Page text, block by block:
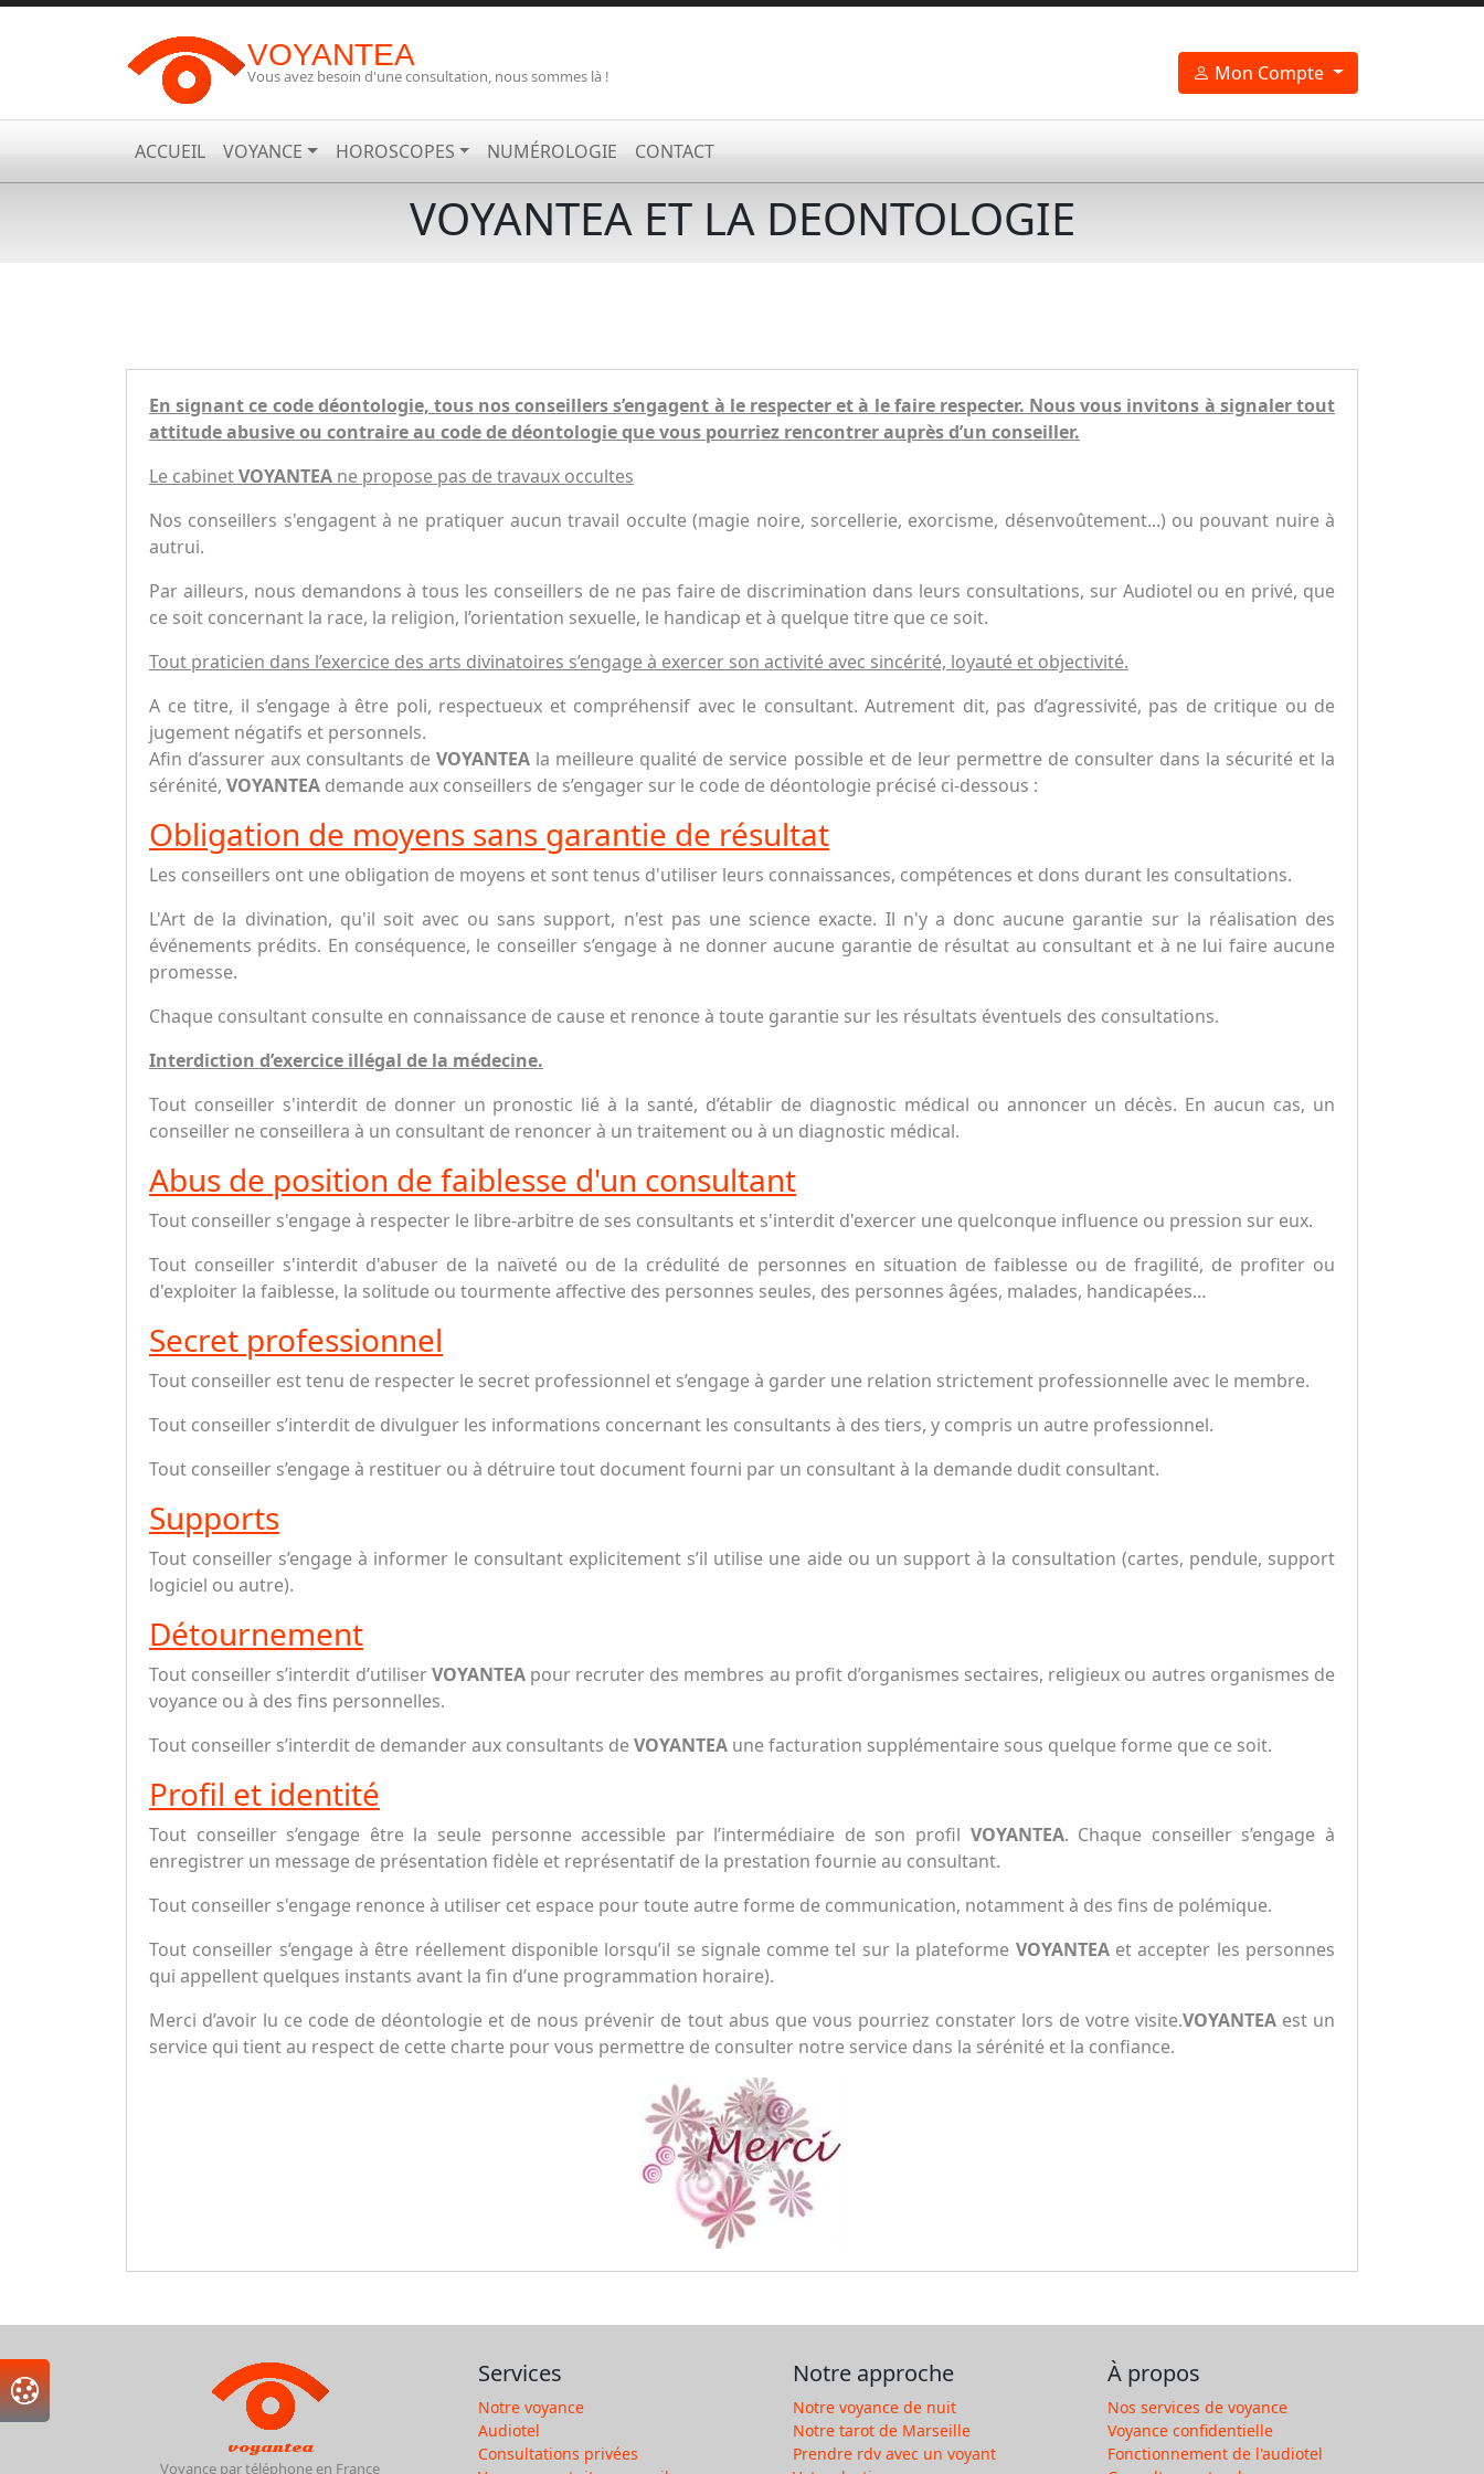
VOYANTEA
Vous avez besoin d'une consultation, nous sommes là ! Mon Compte
ACCUEIL VOYANCE HOROSCOPES NUMÉROLOGIE CONTACT
VOYANTEA ET LA DEONTOLOGIE
En signant ce code déontologie, tous nos conseillers s’engagent à le respecter et à le faire respecter. Nous vous invitons à signaler tout
attitude abusive ou contraire au code de déontologie que vous pourriez rencontrer auprès d’un conseiller.
Le cabinetVOYANTEA ne propose pas de travaux occultes
Nos conseillers s'engagent à ne pratiquer aucun travail occulte (magie noire, sorcellerie, exorcisme, désenvoûtement...) ou pouvant nuire à
autrui.
Par ailleurs, nous demandons à tous les conseillers de ne pas faire de discrimination dans leurs consultations, sur Audiotel ou en privé, que
ce soit concernant la race, la religion, l’orientation sexuelle, le handicap et à quelque titre que ce soit.
Tout praticien dans l’exercice des arts divinatoires s’engage à exercer son activité avec sincérité, loyauté et objectivité.
A ce titre, il s’engage à être poli, respectueux et compréhensif avec le consultant. Autrement dit, pas d’agressivité, pas de critique ou de
jugement négatifs et personnels.
Afin d’assurer aux consultants deVOYANTEA la meilleure qualité de service possible et de leur permettre de consulter dans la sécurité et la
sérénité, VOYANTEA demande aux conseillers de s’engager sur le code de déontologie précisé ci-dessous :
Obligation de moyens sans garantie de résultat
Les conseillers ont une obligation de moyens et sont tenus d'utiliser leurs connaissances, compétences et dons durant les consultations.
L'Art de la divination, qu'il soit avec ou sans support, n'est pas une science exacte. Il n'y a donc aucune garantie sur la réalisation des
événements prédits. En conséquence, le conseiller s’engage à ne donner aucune garantie de résultat au consultant et à ne lui faire aucune
promesse.
Chaque consultant consulte en connaissance de cause et renonce à toute garantie sur les résultats éventuels des consultations.
Interdiction d’exercice illégal de la médecine.
Tout conseiller s'interdit de donner un pronostic lié à la santé, d’établir de diagnostic médical ou annoncer un décès. En aucun cas, un
conseiller ne conseillera à un consultant de renoncer à un traitement ou à un diagnostic médical.
Abus de position de faiblesse d'un consultant
Tout conseiller s'engage à respecter le libre-arbitre de ses consultants et s'interdit d'exercer une quelconque influence ou pression sur eux.
Tout conseiller s'interdit d'abuser de la naïveté ou de la crédulité de personnes en situation de faiblesse ou de fragilité, de profiter ou
d'exploiter la faiblesse, la solitude ou tourmente affective des personnes seules, des personnes âgées, malades, handicapées…
Secret professionnel
Tout conseiller est tenu de respecter le secret professionnel et s’engage à garder une relation strictement professionnelle avec le membre.
Tout conseiller s’interdit de divulguer les informations concernant les consultants à des tiers, y compris un autre professionnel.
Tout conseiller s’engage à restituer ou à détruire tout document fourni par un consultant à la demande dudit consultant.
Supports
Tout conseiller s’engage à informer le consultant explicitement s’il utilise une aide ou un support à la consultation (cartes, pendule, support
logiciel ou autre).
Détournement
Tout conseiller s’interdit d’utiliserVOYANTEApour recruter des membres au profit d’organismes sectaires, religieux ou autres organismes de
voyance ou à des fins personnelles.
Tout conseiller s’interdit de demander aux consultants deVOYANTEA une facturation supplémentaire sous quelque forme que ce soit.
Profil et identité
Tout conseiller s’engage être la seule personne accessible par l’intermédiaire de son profil VOYANTEA. Chaque conseiller s’engage à
enregistrer un message de présentation fidèle et représentatif de la prestation fournie au consultant.
Tout conseiller s'engage renonce à utiliser cet espace pour toute autre forme de communication, notamment à des fins de polémique.
Tout conseiller s’engage à être réellement disponible lorsqu’il se signale comme tel sur la plateforme VOYANTEAet accepter les personnes
qui appellent quelques instants avant la fin d’une programmation horaire).
Merci d’avoir lu ce code de déontologie et de nous prévenir de tout abus que vous pourriez constater lors de votre visite.VOYANTEAest un
service qui tient au respect de cette charte pour vous permettre de consulter notre service dans la sérénité et la confiance.
voyantea
Voyance par téléphone en France
Services
Notre voyance
Audiotel
Consultations privées
Notre approche
Notre voyance de nuit
Notre tarot de Marseille
Prendre rdv avec un voyant
À propos
Nos services de voyance
Voyance confidentielle
Fonctionnement de l'audiotel